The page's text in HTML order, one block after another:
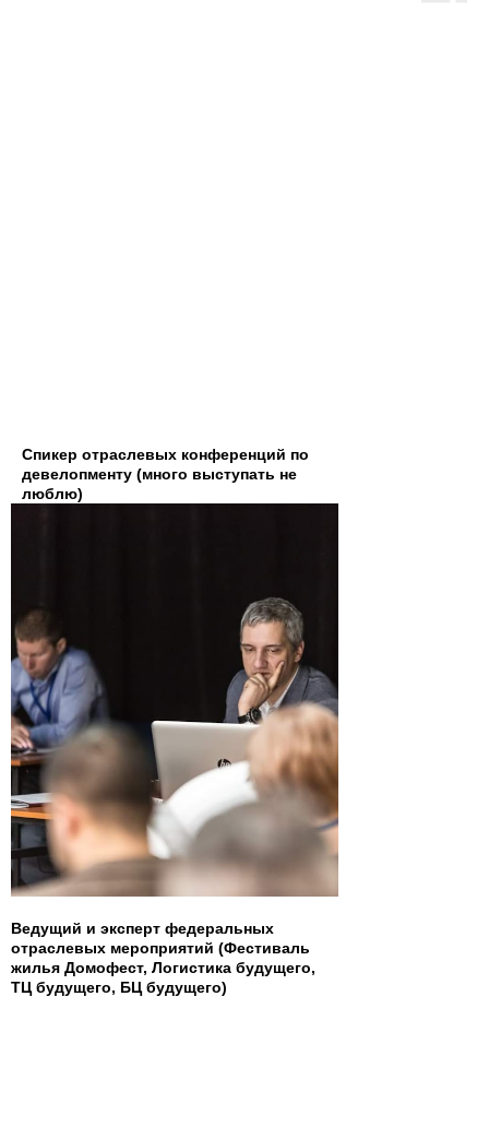
Спикер отраслевых конференций по
девелопменту (много выступать не
люблю)
Ведущий и эксперт федеральных
отраслевых мероприятий (Фестиваль
жилья Домофест, Логистика будущего,
ТЦ будущего, БЦ будущего)